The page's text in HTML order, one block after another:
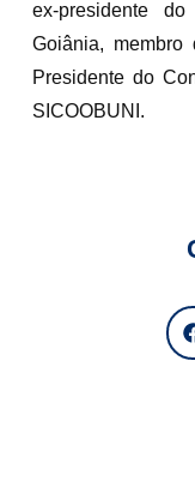
ex-presidente
Goiânia, membro
Presidente do
SICOOBUNI.